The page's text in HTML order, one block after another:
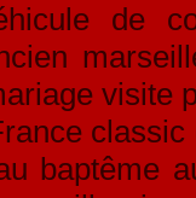
de
visite
baptême